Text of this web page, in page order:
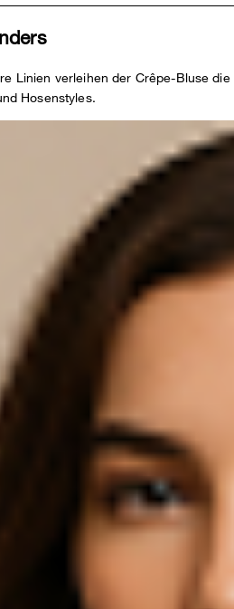
Linien verleihen der Crêpe-Bluse
Hosenstyles.